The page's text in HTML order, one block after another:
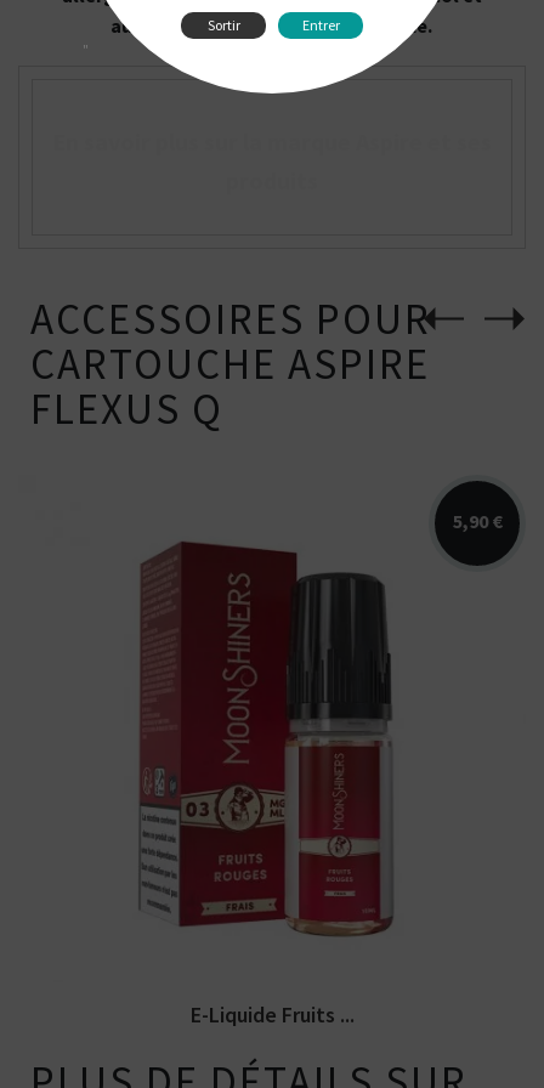
aux personnes atteintes de maladie.
ACCESSOIRES POUR
CARTOUCHE ASPIRE
FLEXUS Q
5,90 €
Arômes : fruits rouges, fraicheur. E-
liquide Moonshiners. Disponible en...
E-Liquide Fruits ...
Sortir
Entrer
"